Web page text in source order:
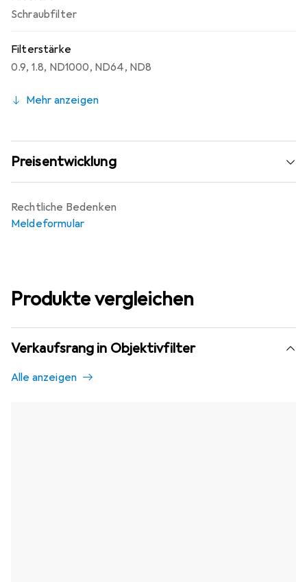
zu erleichtern.
Schraubfilter
Filterstärke
0.9, 1.8, ND1000, ND64, ND8
Mehr anzeigen
Preisentwicklung
Rechtliche Bedenken
Meldeformular
Produkte vergleichen
Verkaufsrang in Objektivfilter
Alle anzeigen